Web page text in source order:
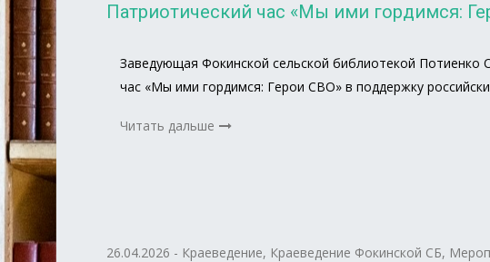
Патриотический час «Мы ими гордимся:
Заведующая Фокинской сельской библиотекой Потиенко
час «Мы ими гордимся: Герои СВО» в поддержку
Читать дальше
26.04.2026 - Краеведение, Краеведение Фокинской СБ,